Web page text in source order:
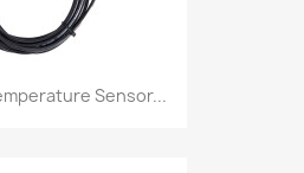
Sensor...